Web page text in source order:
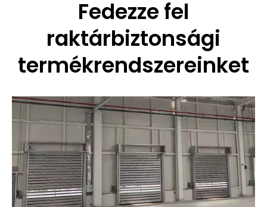
Fedezze fel
raktárbiztonsági
termékrendszereinket